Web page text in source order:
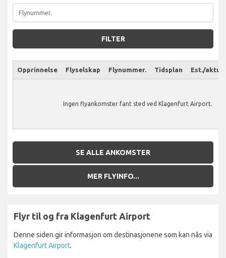
FILTER
Opprinnelse Flyselskap Flynummer. Tidsplan Est./
Ingen flyankomster fant sted ved Klagenfurt Airport.
SE ALLE ANKOMSTER
MER FLYINFO...
Flyr til og fra Klagenfurt Airport
Denne siden gir informasjon om destinasjonene som kan nås via
Klagenfurt Airport.